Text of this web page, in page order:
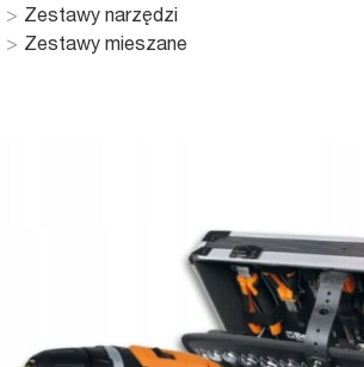
Zestawy narzędzi
Zestawy mieszane